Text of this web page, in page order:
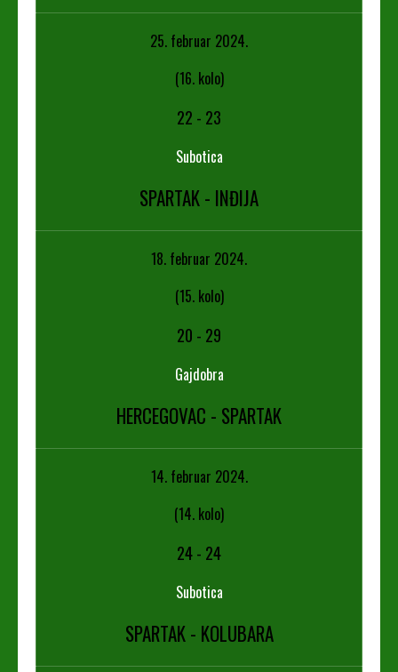
25. februar 2024.
(16. kolo)
22 - 23
Subotica
SPARTAK - INĐIJA
18. februar 2024.
(15. kolo)
20 - 29
Gajdobra
HERCEGOVAC - SPARTAK
14. februar 2024.
(14. kolo)
24- 24
Subotica
SPARTAK - KOLUBARA